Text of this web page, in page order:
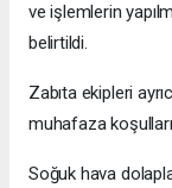
ve işlemlerin
belirtildi.
Zabıta ekipleri
muhafaza
Soğuk hava